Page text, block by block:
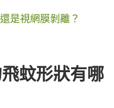
是視網膜剝離？
蚊形狀有哪